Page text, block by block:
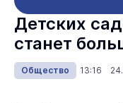
Детских
станет
Общество 13:16